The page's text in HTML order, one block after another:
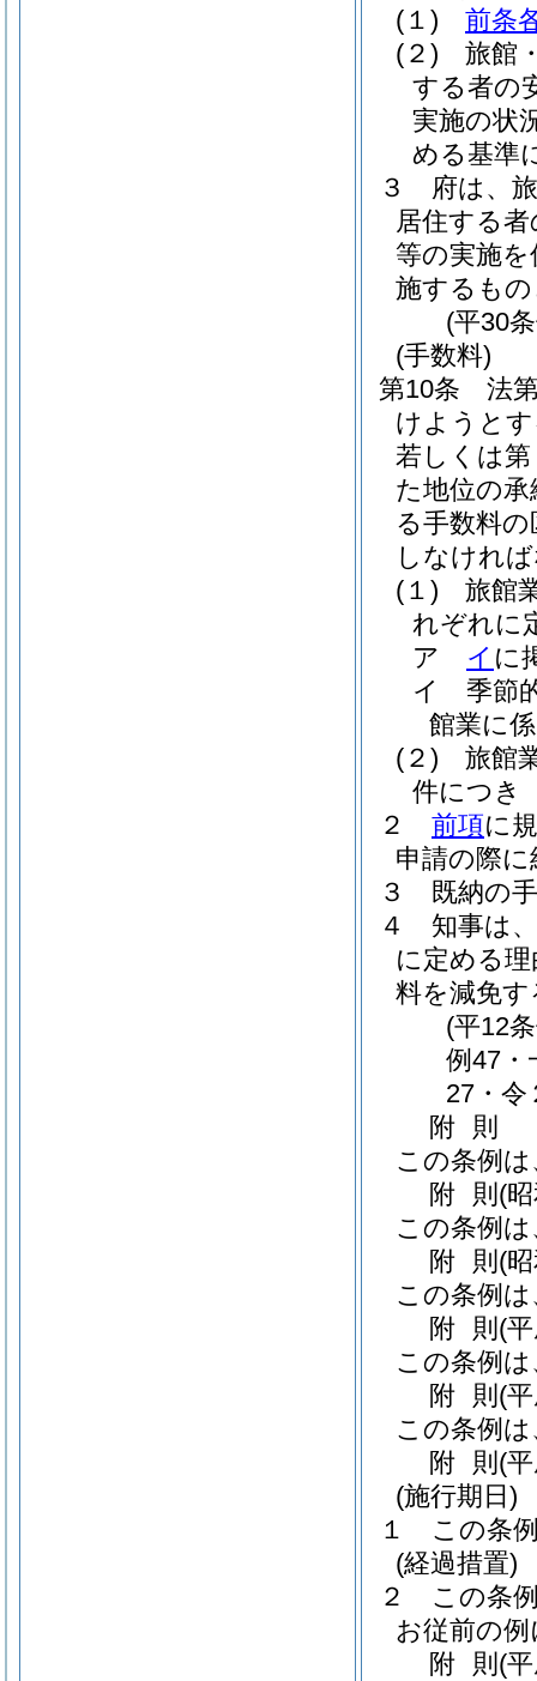
(１)
前条
(２)
旅館
する者の
実施の状
める基準
３
府は、
居住する
等の実施
施するも
(平30
(手数料)
第10条
法
けようと
若しくは
た地位の
る手数料
しなけれ
(１)
旅館
れぞれに
ア
イ に
イ
季節
館業に
(２)
旅館
件につき
２
前項に
申請の際
３
既納の
４
知事は
に定める
料を減免
(平12
例47・
27・令
附 則
この条例
附 則 (
この条例
附 則 (
この条例
附 則 (
この条例
附 則 (
この条例
附 則 (
(施行期日)
１
この条
(経過措置)
２
この条
お従前の
附 則 (